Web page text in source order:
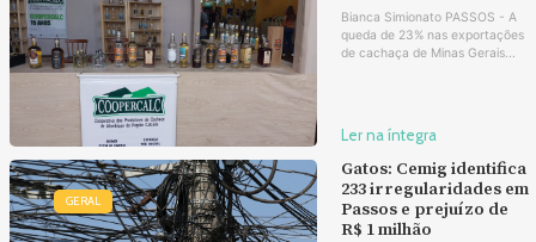
Bianca Simionato PASSOS - A
queda de 23% nas exportações
de cachaça de Minas Gerais...
Ler na íntegra
GERAL
Gatos: Cemig identifica
233 irregularidades em
Passos e prejuízo de
R$ 1 milhão